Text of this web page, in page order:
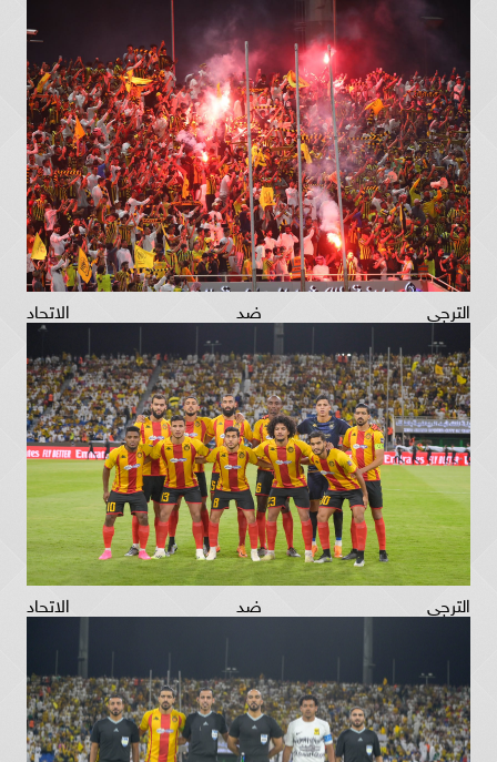
الترجي ضد الاتحاد
الترجي ضد الاتحاد